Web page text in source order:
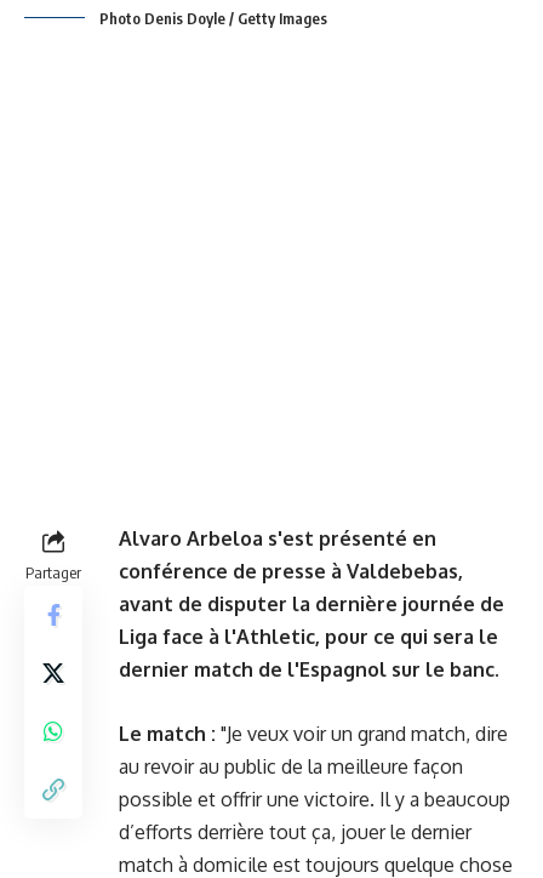
Photo Denis Doyle / Getty Images
Partager
Alvaro Arbeloa s'est présenté en
conférence de presse à Valdebebas,
avant de disputer la dernière journée de
Liga face à l'Athletic, pour ce qui sera le
dernier match de l'Espagnol sur le banc.
Le match : "Je veux voir un grand match, dire
au revoir au public de la meilleure façon
possible et offrir une victoire. Il y a beaucoup
d’efforts derrière tout ça, jouer le dernier
match à domicile est toujours quelque chose